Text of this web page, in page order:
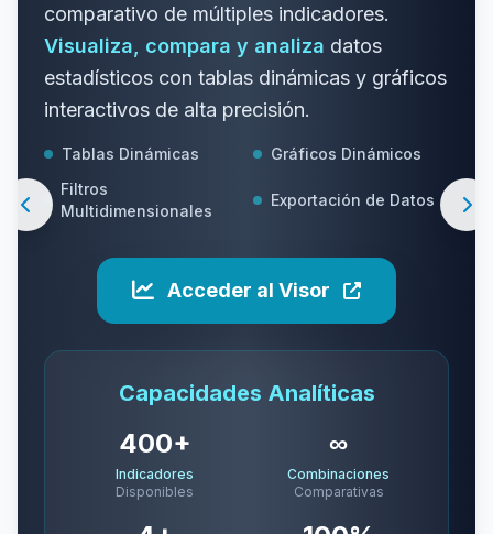
comparativo de múltiples indicadores.
Visualiza, compara y analiza datos
estadísticos con tablas dinámicas y gráficos
interactivos de alta precisión.
Tablas Dinámicas
Gráficos Dinámicos
Filtros
Multidimensionales
Exportación de Datos
Acceder al Visor
Capacidades Analíticas
400+
Indicadores
Disponibles
∞
Combinaciones
Comparativas